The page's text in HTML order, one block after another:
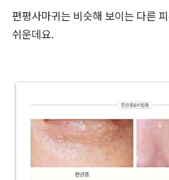
편평사마귀는 비슷해 보이는 다른
쉬운데요.